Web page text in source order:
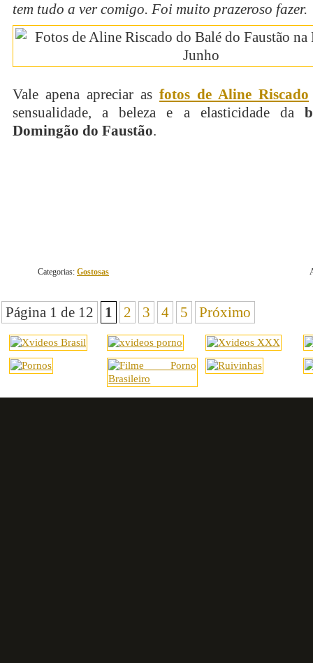
tem tudo a ver comigo. Foi muito prazeroso fazer.
Vale apena apreciar as fotos de Aline Riscado
sensualidade, a beleza e a elasticidade da
Domingão do Faustão.
Categorias: Gostosas
Página 1 de 12 1 2 3 4 5 Próximo